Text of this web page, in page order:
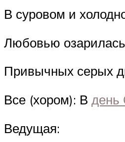
В суровом и
Любовью
Привычных серых
Все (хором): В день
Ведущая: